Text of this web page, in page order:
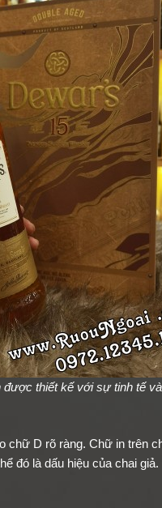
thiết kế với sự tinh tế
D rõ ràng. Chữ in trên
đó là dấu hiệu của chai giả.